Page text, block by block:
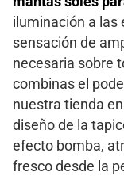
iluminación a las
sensación de
necesaria sobre
combinas el
nuestra tienda
diseño de la
efecto bomba,
fresco desde la